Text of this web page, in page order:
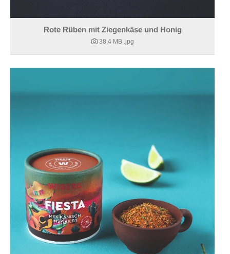
Rote Rüben mit Ziegenkäse und Honig
38,4 MB .jpg